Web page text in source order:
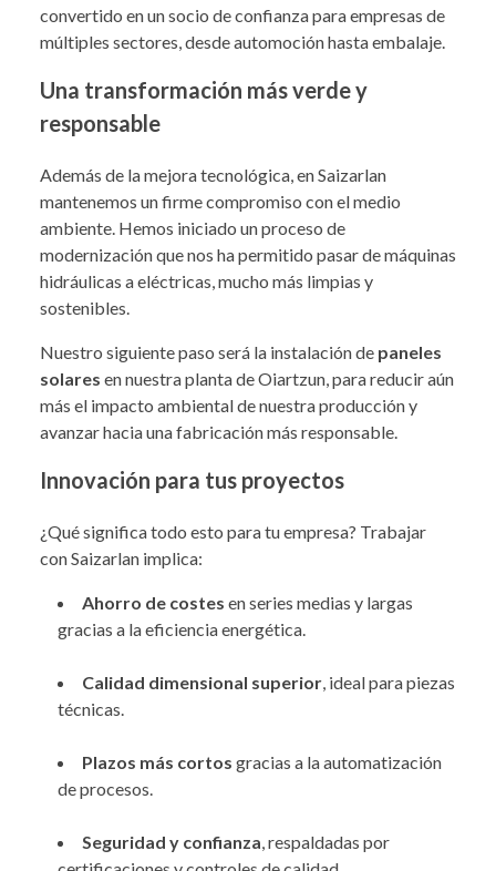
convertido en un socio de confianza para empresas de
múltiples sectores, desde automoción hasta embalaje.
Una transformación más verde y
responsable
Además de la mejora tecnológica, en Saizarlan
mantenemos un firme compromiso con el medio
ambiente. Hemos iniciado un proceso de
modernización que nos ha permitido pasar de máquinas
hidráulicas a eléctricas, mucho más limpias y
sostenibles.
Nuestro siguiente paso será la instalación de paneles
solares en nuestra planta de Oiartzun, para reducir aún
más el impacto ambiental de nuestra producción y
avanzar hacia una fabricación más responsable.
Innovación para tus proyectos
¿Qué significa todo esto para tu empresa? Trabajar
con Saizarlan implica:
Ahorro de costes en series medias y largas
gracias a la eficiencia energética.
Calidad dimensional superior , ideal para piezas
técnicas.
Plazos más cortos gracias a la automatización
de procesos.
Seguridad y confianza , respaldadas por